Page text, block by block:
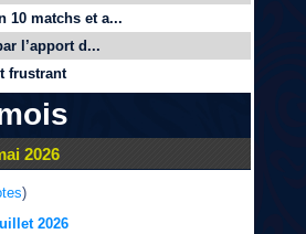
10 matchs et a...
l’apport d...
frustrant
2026
)
2026